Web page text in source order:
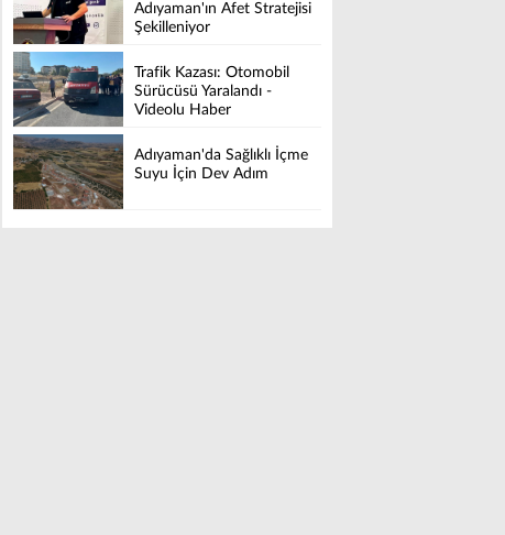
Adıyaman'ın Afet Stratejisi
Şekilleniyor
Trafik Kazası: Otomobil
Sürücüsü Yaralandı -
Videolu Haber
Adıyaman'da Sağlıklı İçme
Suyu İçin Dev Adım